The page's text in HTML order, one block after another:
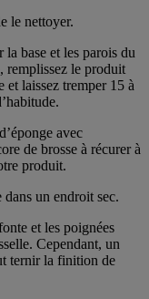
le nettoyer.
base et les parois du
remplissez le produit
et laissez tremper 15 à
avec
de brosse à récurer à
produit.
un endroit sec.
et les poignées
Cependant, un
ternir la finition de